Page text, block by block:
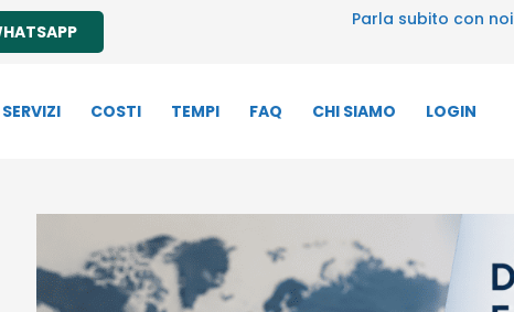
Parla subito con noi
SERVIZI COSTI TEMPI FAQ CHI SIAMO LOGIN